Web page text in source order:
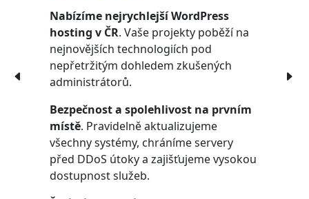
Nabízíme nejrychlejší WordPress
hosting v ČR. Vaše projekty poběží na
nejnovějších technologiích pod
nepřetržitým dohledem zkušených
administrátorů.
Bezpečnost a spolehlivost na prvním
místě. Pravidelně aktualizujeme
všechny systémy, chráníme servery
před DDoS útoky a zajišťujeme vysokou
dostupnost služeb.